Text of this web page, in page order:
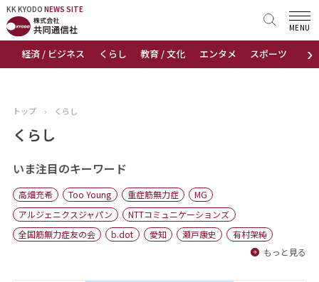
KK KYODO NEWS SITE
›
経済 / ビジネス くらし 教育 / 文化 エンタメ スポーツ 地域
MENU
KK KYODONEWS SITE
トップページ
ニュース
おすすめコンテンツ
出版物
会社概要
トップ › くらし
くらし
いま注目のキーワード
高畑充希 Too Young 重症筋無力症
MG
アルジェニクスジャパン
NTTコミュニケーションズ
全国筋無力症友の会
b.dot 愛知 瀬戸康史
有村架純
もっと見る